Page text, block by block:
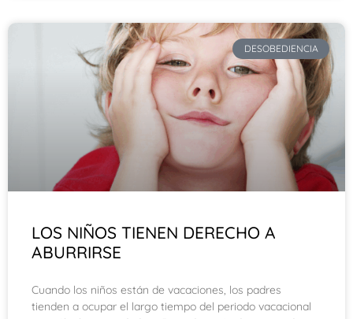
DESOBEDIENCIA
LOS NIÑOS TIENEN DERECHO A
ABURRIRSE
Cuando los niños están de vacaciones, los padres
tienden a ocupar el largo tiempo del periodo vacacional